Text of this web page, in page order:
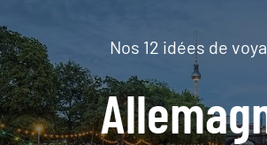
Nos 12 idées de